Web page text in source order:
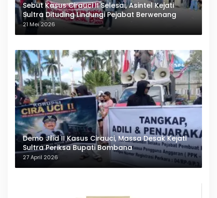
Sebut Kasus Cirauci II Selesai, Asintel Kejati
Sultra Dituding Lindungi Pejabat Berwenang
21 Mei 2026
Demo Jilid II Kasus Cirauci, Massa Desak Kejati
Sultra Periksa Bupati Bombana
27 April 2026